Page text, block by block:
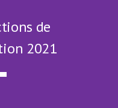
de
2021